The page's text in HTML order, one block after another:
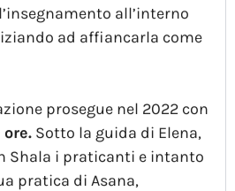
all’interno
ad affiancarla come
prosegue nel 2022 con
ore. Sotto la guida di Elena,
Shala i praticanti e intanto
pratica di Asana,